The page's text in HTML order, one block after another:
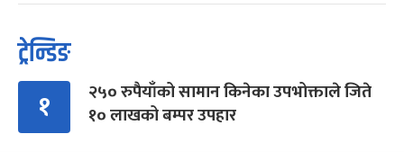
ट्रेन्डिङ
१
२५० रुपैयाँको सामान किनेका उपभोक्ताले जिते
१० लाखको बम्पर उपहार